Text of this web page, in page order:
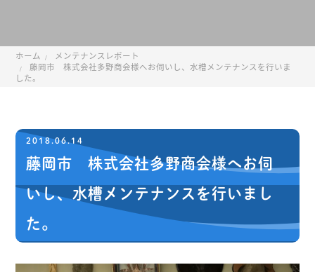
ホーム
メンテナンスレポート
藤岡市 株式会社多野商会様へお伺いし、水槽メンテナンスを行いま
した。
2018.06.14
藤岡市 株式会社多野商会様へお伺
いし、水槽メンテナンスを行いまし
た。